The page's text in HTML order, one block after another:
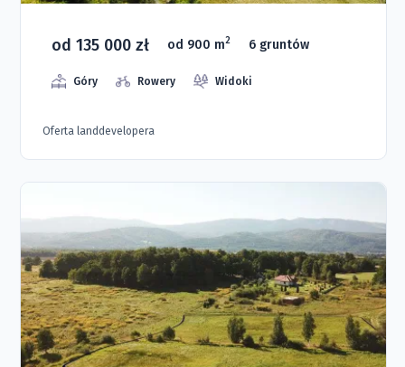
od 135 000 zł od 900 m2 6 gruntów
Góry Rowery Widoki
Oferta landdevelopera